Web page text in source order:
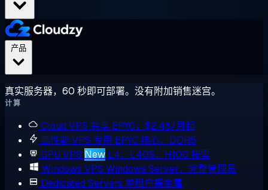
真实服务器，60 秒即可部署。没有附加销售迷宫。
计算
Cloud VPS 共享 EPYC，$2.48/月起
高性能 VPS 专用 EPYC 核心，DDR5
GPU VPS New L4、L40S、H100 按需
Windows VPS Windows Server，完整管理员
Dedicated Servers 单租户裸金属